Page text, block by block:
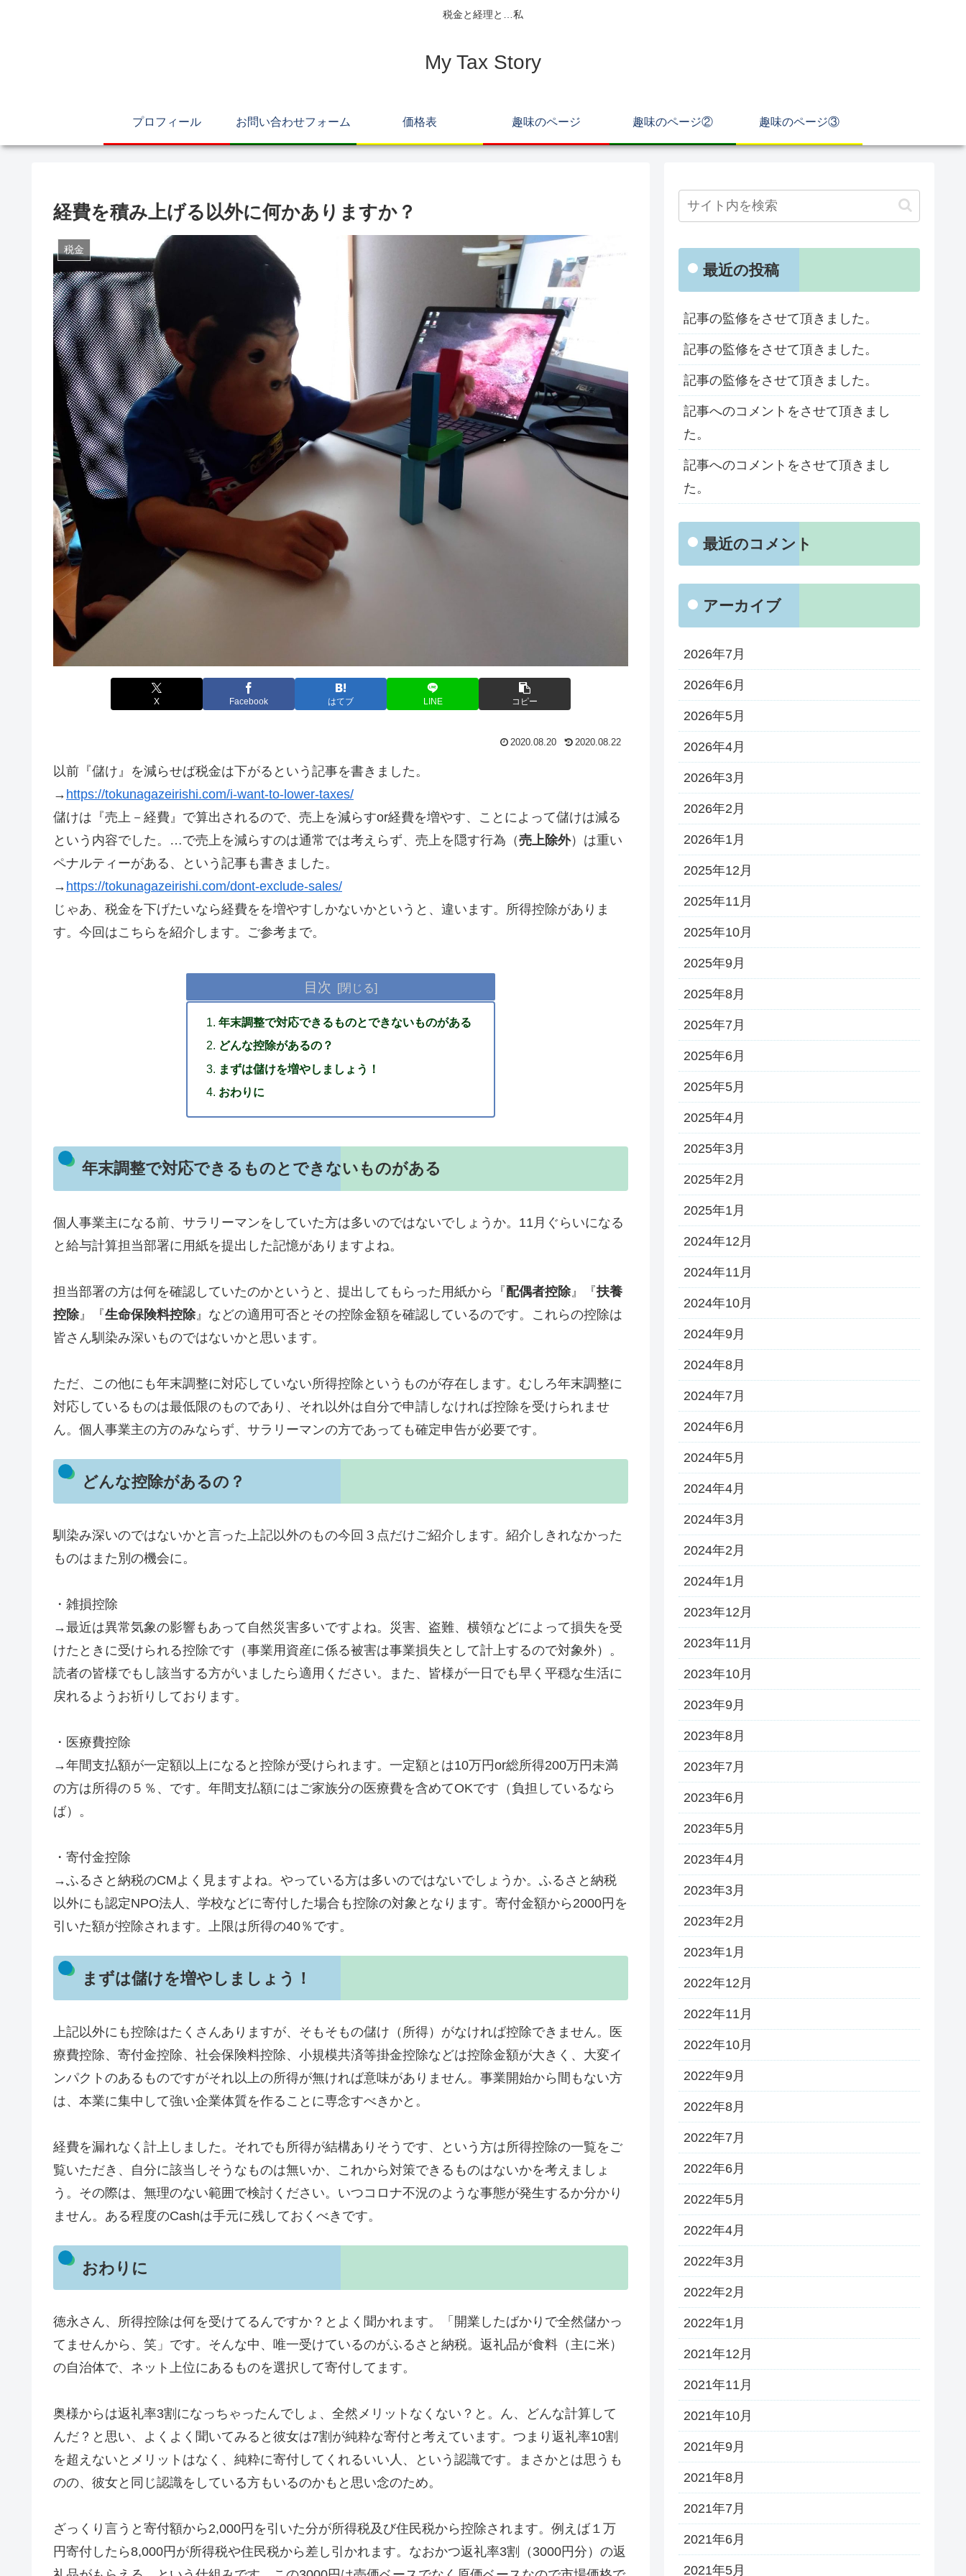
税金と経理と…私
My Tax Story
プロフィール お問い合わせフォーム 価格表 趣味のページ 趣味のページ② 趣味のページ③
経費を積み上げる以外に何かありますか？
税金
X Facebook はてブ LINE コピー
2020.08.20 2020.08.22
以前『儲け』を減らせば税金は下がるという記事を書きました。
→ https://tokunagazeirishi.com/i-want-to-lower-taxes/
儲けは『売上－経費』で算出されるので、売上を減らすor経費を増やす、ことによって儲けは減る
という内容でした。…で売上を減らすのは通常では考えらず、売上を隠す行為（売上除外）は重い
ペナルティーがある、という記事も書きました。
→ https://tokunagazeirishi.com/dont-exclude-sales/
じゃあ、税金を下げたいなら経費をを増やすしかないかというと、違います。所得控除がありま
す。今回はこちらを紹介します。ご参考まで。
目次
年末調整で対応できるものとできないものがある
どんな控除があるの？
まずは儲けを増やしましょう！
おわりに
年末調整で対応できるものとできないものがある
個人事業主になる前、サラリーマンをしていた方は多いのではないでしょうか。11月ぐらいになる
と給与計算担当部署に用紙を提出した記憶がありますよね。
担当部署の方は何を確認していたのかというと、提出してもらった用紙から『配偶者控除』『扶養
控除』『生命保険料控除』などの適用可否とその控除金額を確認しているのです。これらの控除は
皆さん馴染み深いものではないかと思います。
ただ、この他にも年末調整に対応していない所得控除というものが存在します。むしろ年末調整に
対応しているものは最低限のものであり、それ以外は自分で申請しなければ控除を受けられませ
ん。個人事業主の方のみならず、サラリーマンの方であっても確定申告が必要です。
どんな控除があるの？
馴染み深いのではないかと言った上記以外のもの今回３点だけご紹介します。紹介しきれなかった
ものはまた別の機会に。
・雑損控除
→最近は異常気象の影響もあって自然災害多いですよね。災害、盗難、横領などによって損失を受
けたときに受けられる控除です（事業用資産に係る被害は事業損失として計上するので対象外）。
読者の皆様でもし該当する方がいましたら適用ください。また、皆様が一日でも早く平穏な生活に
戻れるようお祈りしております。
・医療費控除
→年間支払額が一定額以上になると控除が受けられます。一定額とは10万円or総所得200万円未満
の方は所得の５％、です。年間支払額にはご家族分の医療費を含めてOKです（負担しているなら
ば）。
・寄付金控除
→ふるさと納税のCMよく見ますよね。やっている方は多いのではないでしょうか。ふるさと納税
以外にも認定NPO法人、学校などに寄付した場合も控除の対象となります。寄付金額から2000円を
引いた額が控除されます。上限は所得の40％です。
まずは儲けを増やしましょう！
上記以外にも控除はたくさんありますが、そもそもの儲け（所得）がなければ控除できません。医
療費控除、寄付金控除、社会保険料控除、小規模共済等掛金控除などは控除金額が大きく、大変イ
ンパクトのあるものですがそれ以上の所得が無ければ意味がありません。事業開始から間もない方
は、本業に集中して強い企業体質を作ることに専念すべきかと。
経費を漏れなく計上しました。それでも所得が結構ありそうです、という方は所得控除の一覧をご
覧いただき、自分に該当しそうなものは無いか、これから対策できるものはないかを考えましょ
う。その際は、無理のない範囲で検討ください。いつコロナ不況のような事態が発生するか分かり
ません。ある程度のCashは手元に残しておくべきです。
おわりに
徳永さん、所得控除は何を受けてるんですか？とよく聞かれます。「開業したばかりで全然儲かっ
てませんから、笑」です。そんな中、唯一受けているのがふるさと納税。返礼品が食料（主に米）
の自治体で、ネット上位にあるものを選択して寄付してます。
奥様からは返礼率3割になっちゃったんでしょ、全然メリットなくない？と。ん、どんな計算して
んだ？と思い、よくよく聞いてみると彼女は7割が純粋な寄付と考えています。つまり返礼率10割
を超えないとメリットはなく、純粋に寄付してくれるいい人、という認識です。まさかとは思うも
のの、彼女と同じ認識をしている方もいるのかもと思い念のため。
ざっくり言うと寄付額から2,000円を引いた分が所得税及び住民税から控除されます。例えば１万
円寄付したら8,000円が所得税や住民税から差し引かれます。なおかつ返礼率3割（3000円分）の返
最近の投稿
記事の監修をさせて頂きました。
記事の監修をさせて頂きました。
記事の監修をさせて頂きました。
記事へのコメントをさせて頂きまし
た。
記事へのコメントをさせて頂きまし
た。
最近のコメント
アーカイブ
2026年7月
2026年6月
2026年5月
2026年4月
2026年3月
2026年2月
2026年1月
2025年12月
2025年11月
2025年10月
2025年9月
2025年8月
2025年7月
2025年6月
2025年5月
2025年4月
2025年3月
2025年2月
2025年1月
2024年12月
2024年11月
2024年10月
2024年9月
2024年8月
2024年7月
2024年6月
2024年5月
2024年4月
2024年3月
2024年2月
2024年1月
2023年12月
2023年11月
2023年10月
2023年9月
2023年8月
2023年7月
2023年6月
2023年5月
2023年4月
2023年3月
2023年2月
2023年1月
2022年12月
2022年11月
2022年10月
2022年9月
2022年8月
2022年7月
2022年6月
2022年5月
2022年4月
2022年3月
2022年2月
2022年1月
2021年12月
2021年11月
2021年10月
2021年9月
2021年8月
2021年7月
2021年6月
2021年5月